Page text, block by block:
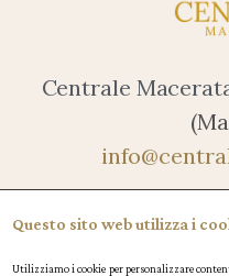
Centrale
Questo sito web utilizza i
Utilizziamo i cookie per personalizzare